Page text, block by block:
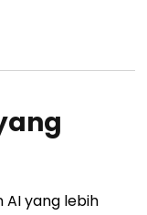
yang lebih